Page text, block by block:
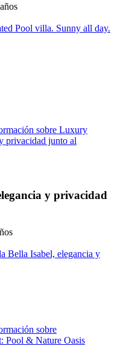
Pool villa. Sunny all day.
sobre Luxury
privacidad junto al
y privacidad
Bella Isabel, elegancia y
sobre
Pool & Nature Oasis